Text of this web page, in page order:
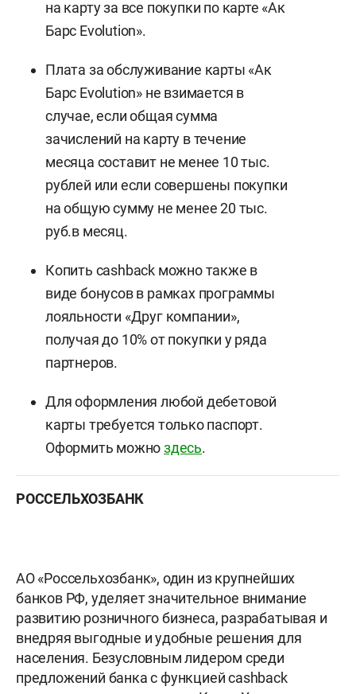
на карту за все покупки по карте «Ак
Барс Evolution».
Плата за обслуживание карты «Ак
Барс Evolution» не взимается в
случае, если общая сумма
зачислений на карту в течение
месяца составит не менее 10 тыс.
рублей или если совершены покупки
на общую сумму не менее 20 тыс.
руб.в месяц.
Копить cashback можно также в
виде бонусов в рамках программы
лояльности «Друг компании»,
получая до 10% от покупки у ряда
партнеров.
Для оформления любой дебетовой
карты требуется только паспорт.
Оформить можноздесь.
РОССЕЛЬХОЗБАНК
АО «Россельхозбанк», один из крупнейших
банков РФ, уделяет значительное внимание
развитию розничного бизнеса, разрабатывая и
внедряя выгодные и удобные решения для
населения. Безусловным лидером среди
предложений банка с функцией cashback